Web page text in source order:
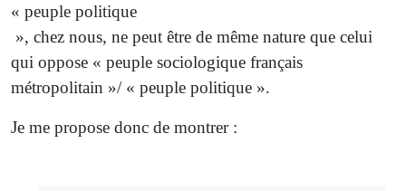
« peuple politique
», chez nous, ne peut être de même nature que celui
qui oppose « peuple sociologique français
métropolitain »/ « peuple politique ».
Je me propose donc de montrer :